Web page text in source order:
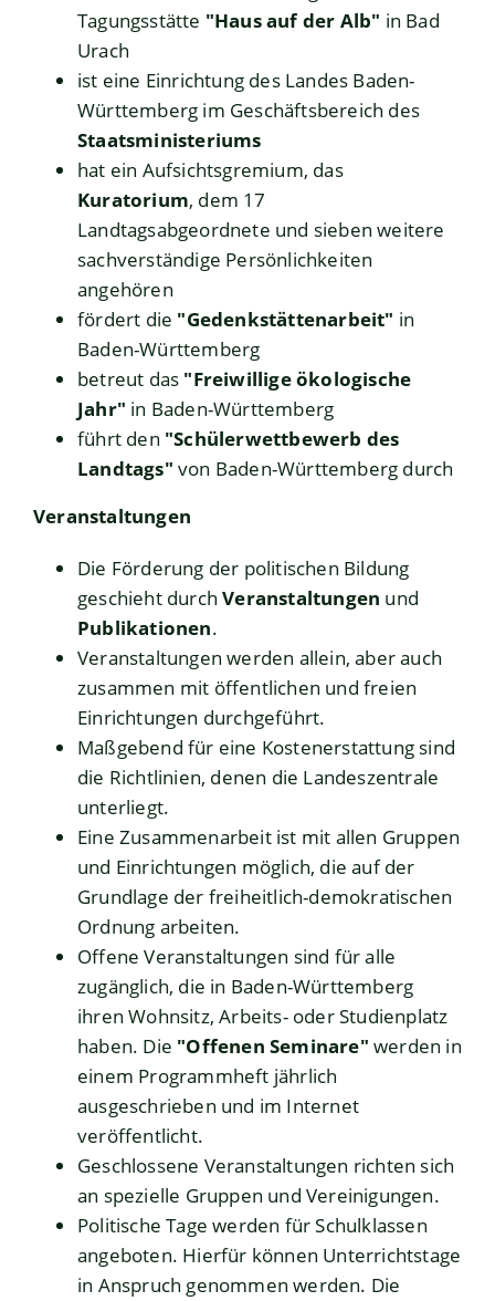
Tagungsstätte "Haus auf der Alb" in Bad
Urach
ist eine Einrichtung des Landes Baden-
Württemberg im Geschäftsbereich des
Staatsministeriums
hat ein Aufsichtsgremium, das
Kuratorium, dem 17
Landtagsabgeordnete und sieben weitere
sachverständige Persönlichkeiten
angehören
fördert die "Gedenkstättenarbeit" in
Baden-Württemberg
betreut das "Freiwillige ökologische
Jahr" in Baden-Württemberg
führt den "Schülerwettbewerb des
Landtags" von Baden-Württemberg durch
Veranstaltungen
Die Förderung der politischen Bildung
geschieht durchVeranstaltungen und
Publikationen.
Veranstaltungen werden allein, aber auch
zusammen mit öffentlichen und freien
Einrichtungen durchgeführt.
Maßgebend für eine Kostenerstattung sind
die Richtlinien, denen die Landeszentrale
unterliegt.
Eine Zusammenarbeit ist mit allen Gruppen
und Einrichtungen möglich, die auf der
Grundlage der freiheitlich-demokratischen
Ordnung arbeiten.
Offene Veranstaltungen sind für alle
zugänglich, die in Baden-Württemberg
ihren Wohnsitz, Arbeits- oder Studienplatz
haben. Die "Offenen Seminare" werden in
einem Programmheft jährlich
ausgeschrieben und im Internet
veröffentlicht.
Geschlossene Veranstaltungen richten sich
an spezielle Gruppen und Vereinigungen.
Politische Tage werden für Schulklassen
angeboten. Hierfür können Unterrichtstage
in Anspruch genommen werden. Die